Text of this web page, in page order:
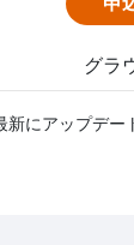
グラ
新にアップデー